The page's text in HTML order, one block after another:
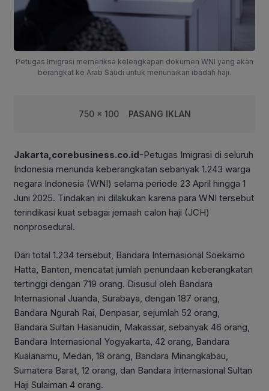
Petugas Imigrasi memeriksa kelengkapan dokumen WNI yang akan
berangkat ke Arab Saudi untuk menunaikan ibadah haji.
750 x 100 PASANG IKLAN
Jakarta,corebusiness.co.id-Petugas Imigrasi di seluruh
Indonesia menunda keberangkatan sebanyak 1.243 warga
negara Indonesia (WNI) selama periode 23 April hingga 1
Juni 2025. Tindakan ini dilakukan karena para WNI tersebut
terindikasi kuat sebagai jemaah calon haji (JCH)
nonprosedural.
Dari total 1.234 tersebut, Bandara Internasional Soekarno
Hatta, Banten, mencatat jumlah penundaan keberangkatan
tertinggi dengan 719 orang. Disusul oleh Bandara
Internasional Juanda, Surabaya, dengan 187 orang,
Bandara Ngurah Rai, Denpasar, sejumlah 52 orang,
Bandara Sultan Hasanudin, Makassar, sebanyak 46 orang,
Bandara Internasional Yogyakarta, 42 orang, Bandara
Kualanamu, Medan, 18 orang, Bandara Minangkabau,
Sumatera Barat, 12 orang, dan Bandara Internasional Sultan
Haji Sulaiman 4 orang.